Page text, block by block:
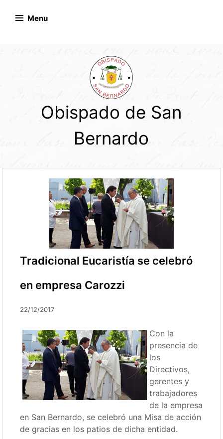
Menu
Obispado de San
Bernardo
Tradicional Eucaristía se celebró
en empresa Carozzi
22/12/2017
Con la
presencia de
los
Directivos,
gerentes y
trabajadores
de la empresa
en San Bernardo, se celebró una Misa de acción
de gracias en los patios de dicha entidad.